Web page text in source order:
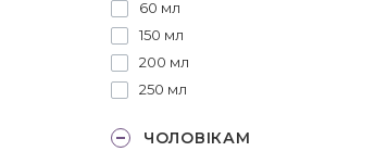
60 мл
150 мл
200 мл
250 мл
ЧОЛОВІКАМ